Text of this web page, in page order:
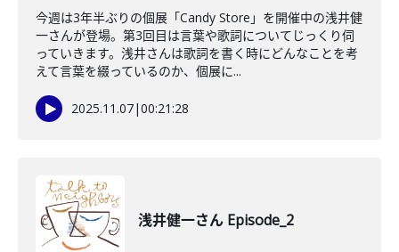
今週は3年半ぶりの個展「Candy Store」を開催中の浅井健
一さんが登場。第3回目は言葉や歌詞についてじっくり伺
っていきます。浅井さんは歌詞を書く時にどんなことを考
えて言葉を綴っているのか、個展に...
2025.11.07|00:21:28
浅井健一さん Episode_2